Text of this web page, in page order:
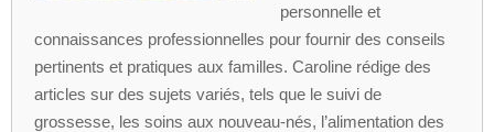
personnelle et
connaissances professionnelles pour fournir des conseils
pertinents et pratiques aux familles. Caroline rédige des
articles sur des sujets variés, tels que le suivi de
grossesse, les soins aux nouveau-nés, l’alimentation des